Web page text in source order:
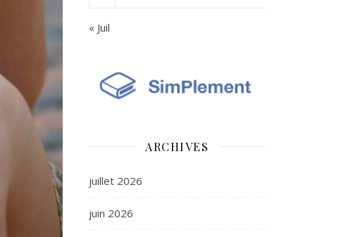
« Juil
ARCHIVES
juillet 2026
juin 2026